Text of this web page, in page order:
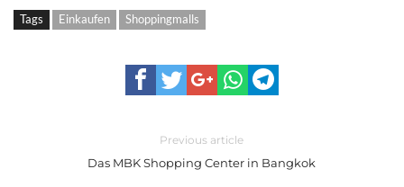
Tags Einkaufen Shoppingmalls
Previous article
Das MBK Shopping Center in Bangkok